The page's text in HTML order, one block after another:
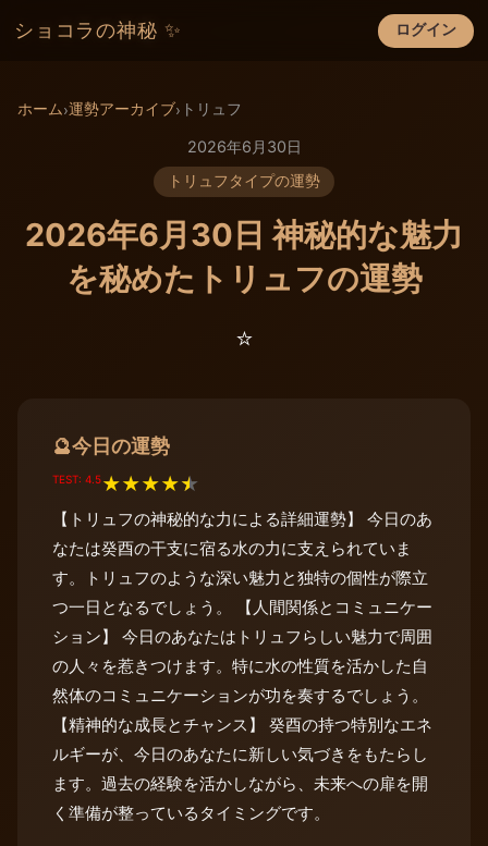
ショコラの神秘 ✨ ログイン
×
ホーム›運勢アーカイブ› トリュフ
2026年6月30日
トリュフタイプの運勢
2026年6月30日 神秘的な魅力
を秘めたトリュフの運勢
⭐️
🔮今日の運勢
TEST: 4.5★★★★★
【トリュフの神秘的な力による詳細運勢】 今日のあ
なたは癸酉の干支に宿る水の力に支えられていま
す。トリュフのような深い魅力と独特の個性が際立
つ一日となるでしょう。 【人間関係とコミュニケー
ション】 今日のあなたはトリュフらしい魅力で周囲
の人々を惹きつけます。特に水の性質を活かした自
然体のコミュニケーションが功を奏するでしょう。
【精神的な成長とチャンス】 癸酉の持つ特別なエネ
ルギーが、今日のあなたに新しい気づきをもたらし
ます。過去の経験を活かしながら、未来への扉を開
く準備が整っているタイミングです。